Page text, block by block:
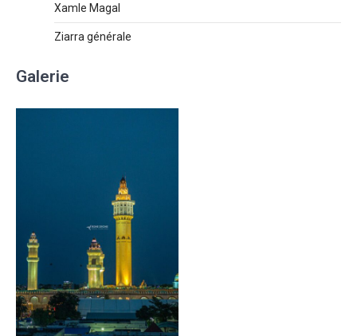
Xamle Magal
Ziarra générale
Galerie